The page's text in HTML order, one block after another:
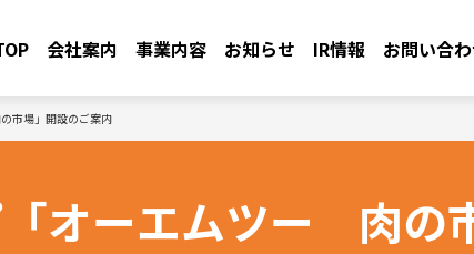
会社案内 事業内容 お知らせ IR情報 お問い合
市場」開設のご案内
オーエムツー 肉の